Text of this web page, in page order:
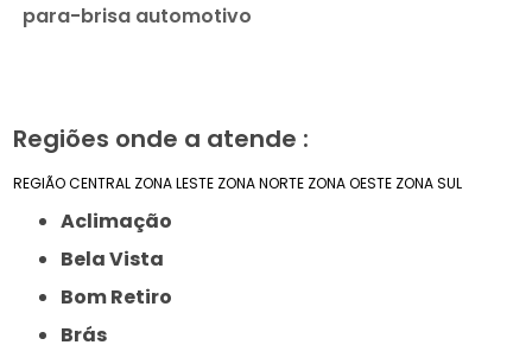
para-brisa automotivo
Regiões onde a atende :
REGIÃO CENTRAL ZONA LESTE ZONA NORTE ZONA OESTE ZONA SUL
Aclimação
Bela Vista
Bom Retiro
Brás